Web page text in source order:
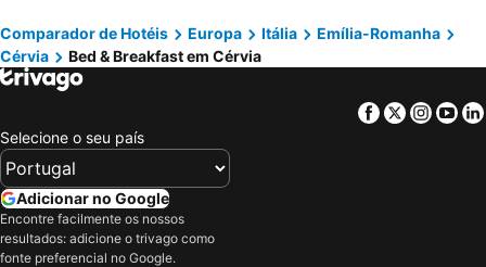
Lido di Classe, bed and breakfasts
Brisighella, bed and breakfasts
San Marino, bed and breakfasts
Longiano, bed and breakfasts
Santa Sofia, bed and breakfasts
Cotignola, bed and breakfasts
Roncofreddo, bed and breakfasts
Tavoleto, bed and breakfasts
Morciano di Romagna, bed and breakfasts
San Leo, bed and breakfasts
Novafeltria, bed and breakfasts
Comparador de Hotéis Europa Itália
Emília-Romanha
Cérvia
Bed & Breakfast em Cérvia
Facebook
Twitter
Selecione o seu país
Adicionar no Google
Encontre facilmente os nossos
resultados: adicione o trivago como
fonte preferencial no Google.